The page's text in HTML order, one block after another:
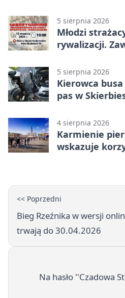
5 sierpnia 2026
Młodzi
rywalizacji.
5 sierpnia 2026
Kierowca
pas w
4 sierpnia 2026
Karmienie
wskazuje
<< Poprzedni
Bieg Rzeźnika w wersji
trwają do 30.04.2026
Na hasło ''Czadowa